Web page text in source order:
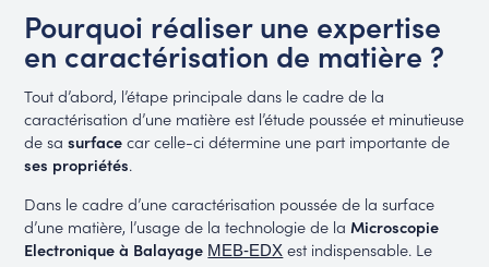
Pourquoi réaliser une expertise
en caractérisation de matière ?
Tout d’abord, l’étape principale dans le cadre de la
caractérisation d’une matière est l’étude poussée et minutieuse
de sasurfacecar celle-ci détermine une part importante de
ses propriétés.
Dans le cadre d’une caractérisation poussée de la surface
d’une matière, l’usage de la technologie de la Microscopie
Electronique à Balayage MEB-EDX est indispensable. Le